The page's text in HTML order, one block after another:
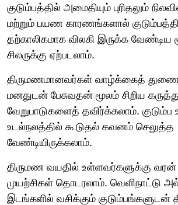
குடும்பத்தில் அமைதியும் புரிதலும்
மற்றும் பயண காரணங்களால்
தற்காலிகமாக விலகி இருக்க வேண்டிய
சிலருக்கு ஏற்படலாம்.
திருமணமானவர்கள் வாழ்க்கைத்
மனதுடன் பேசுவதன் மூலம் சிறிய
வேறுபாடுகளைத் தவிர்க்கலாம். குடும்ப
உடல்நலத்தில் கூடுதல் கவனம் செலுத்த
வேண்டியிருக்கலாம்.
திருமண வயதில் உள்ளவர்களுக்கு வரன்
முயற்சிகள் தொடரலாம். வெளிநாட்டு
இடங்களில் வசிக்கும் குடும்பங்களுடன்